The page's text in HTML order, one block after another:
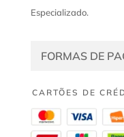
Especializado.
FORMAS DE
CARTÕES DE